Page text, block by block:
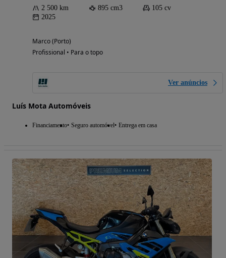
2 500 km 895 cm3
105 cv
2025
Marco (Porto)
Profissional • Para o topo
Ver anúncios
Luís Mota Automóveis
Financiamento Seguro automóvel Entrega em casa